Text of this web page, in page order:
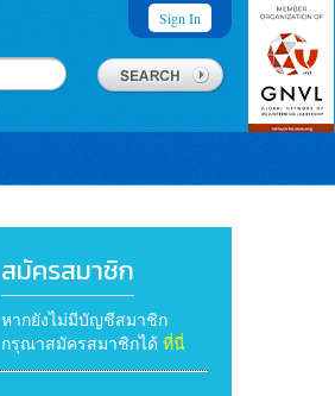
Sign In
สมัครสมาชิก
หากยังไม่มีบัญชีสมาชิก
กรุณาสมัครสมาชิกได้ ที่นี่